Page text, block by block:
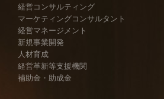
経営コンサルティング
マーケティングコンサルタント
経営マネージメント
新規事業開発
人材育成
経営革新等支援機関
補助金・助成金